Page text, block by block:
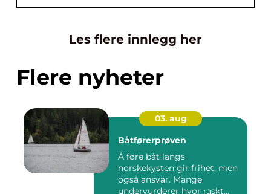
Les flere innlegg her
Flere nyheter
03. aug
Båtførerprøven
Å føre båt langs
norskekysten gir frihet, men
også ansvar. Mange
undervurderer hvor raskt